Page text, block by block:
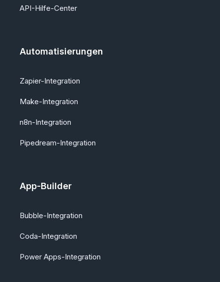
API-Hilfe-Center
Automatisierungen
Zapier-Integration
Make-Integration
n8n-Integration
Pipedream-Integration
App-Builder
Bubble-Integration
Coda-Integration
Power Apps-Integration